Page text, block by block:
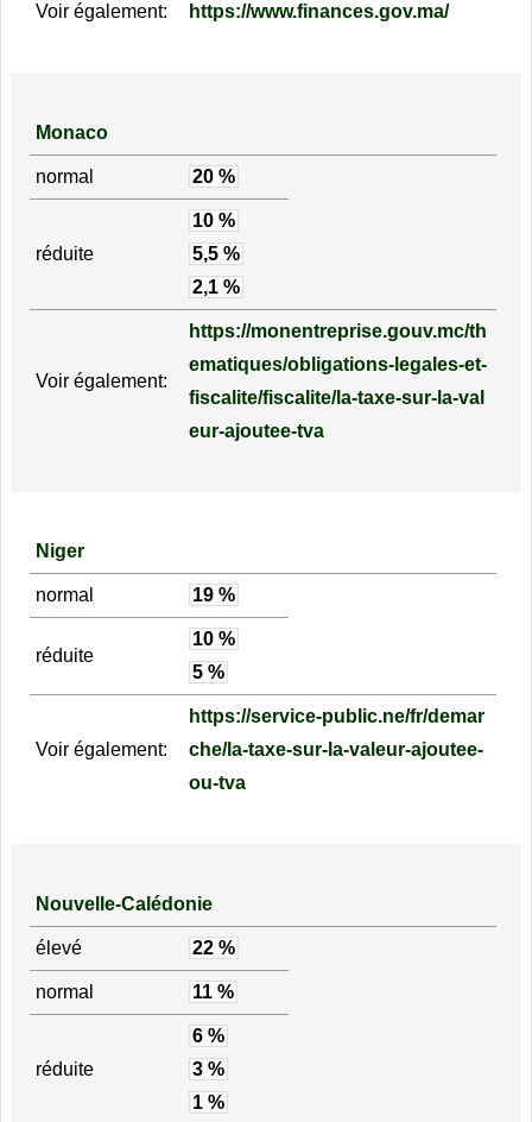
Voir également: https://www.finances.gov.ma/
Monaco
normal 20 %
réduite
10 %
5,5 %
2,1 %
Voir également:
https://monentreprise.gouv.mc/th
ematiques/obligations-legales-et-
fiscalite/fiscalite/la-taxe-sur-la-val
eur-ajoutee-tva
Niger
normal 19 %
réduite
10 %
5 %
Voir également:
https://service-public.ne/fr/demar
che/la-taxe-sur-la-valeur-ajoutee-
ou-tva
Nouvelle-Calédonie
élevé 22 %
normal 11 %
réduite
6 %
3 %
1 %